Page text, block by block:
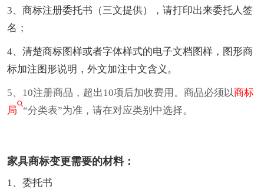
3、商标注册委托书（三文提供），请打印出来委托人签
名；
4、清楚商标图样或者字体样式的电子文档图样，图形商
标加注图形说明，外文加注中文含义。
5、10注册商品，超出10项后加收费用。商品必须以商标
局
“分类表”为准，请在对应类别中选择。
家具商标变更需要的材料：
1、委托书